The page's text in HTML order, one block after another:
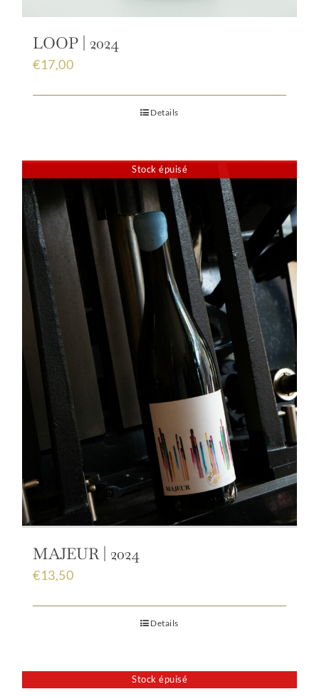
LOOP | 2024
€17,00
Details
Stock épuisé
MAJEUR | 2024
€13,50
Details
Stock épuisé